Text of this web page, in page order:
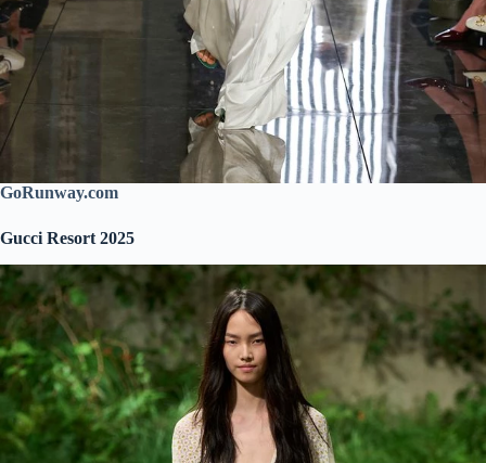
GoRunway.com
Gucci Resort 2025